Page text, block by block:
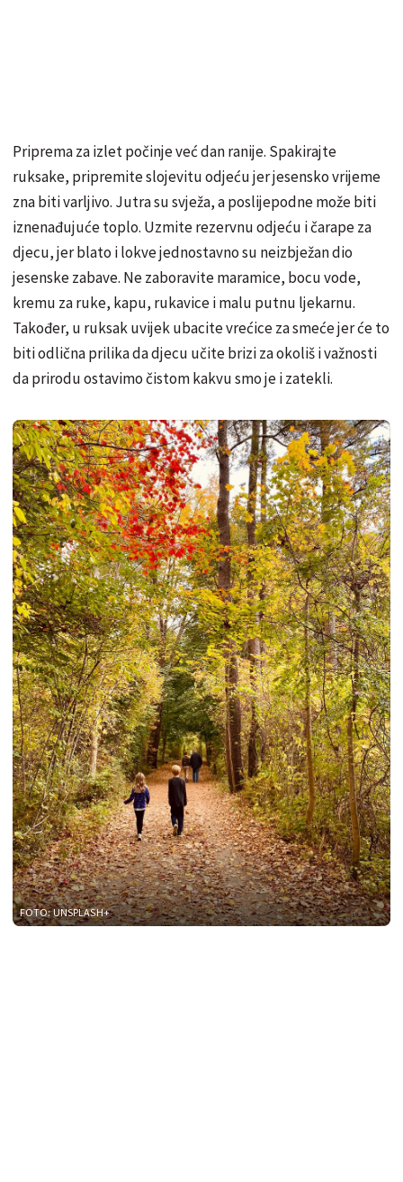
Priprema za izlet počinje već dan ranije. Spakirajte
ruksake, pripremite slojevitu odjeću jer jesensko vrijeme
zna biti varljivo. Jutra su svježa, a poslijepodne može biti
iznenađujuće toplo. Uzmite rezervnu odjeću i čarape za
djecu, jer blato i lokve jednostavno su neizbježan dio
jesenske zabave. Ne zaboravite maramice, bocu vode,
kremu za ruke, kapu, rukavice i malu putnu ljekarnu.
Također, u ruksak uvijek ubacite vrećice za smeće jer će to
biti odlična prilika da djecu učite brizi za okoliš i važnosti
da prirodu ostavimo čistom kakvu smo je i zatekli.
FOTO: UNSPLASH+